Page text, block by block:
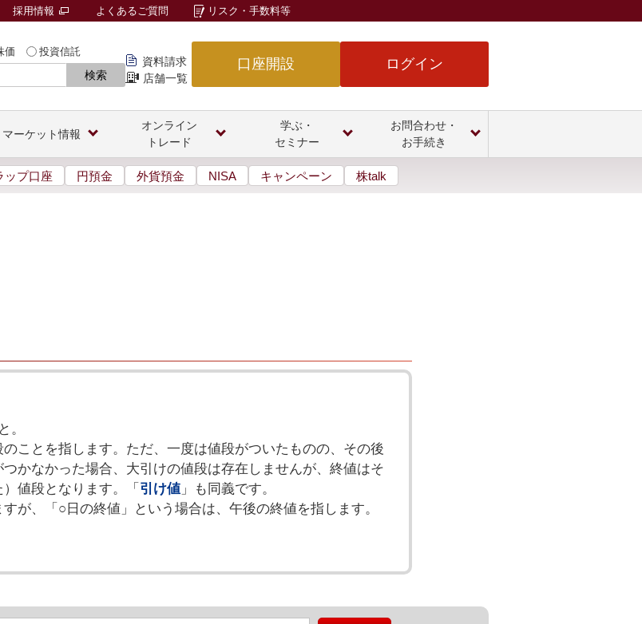
価 投資信託
検索
資料請求
店舗一覧
口座開設 ログイン
採用情報 よくあるご質問 リスク・手数料等
マーケット情報
オンライン
トレード
学ぶ・
セミナー
お問合わせ・
お手続き
ップ口座 円預金 外貨預金 NISA キャンペーン 株talk
。
ことを指します。ただ、一度は値段がついたものの、その後
かなかった場合、大引けの値段は存在しませんが、終値はそ
値段となります。「 引け値 」も同義です。
が、「○日の終値」という場合は、午後の終値を指します。